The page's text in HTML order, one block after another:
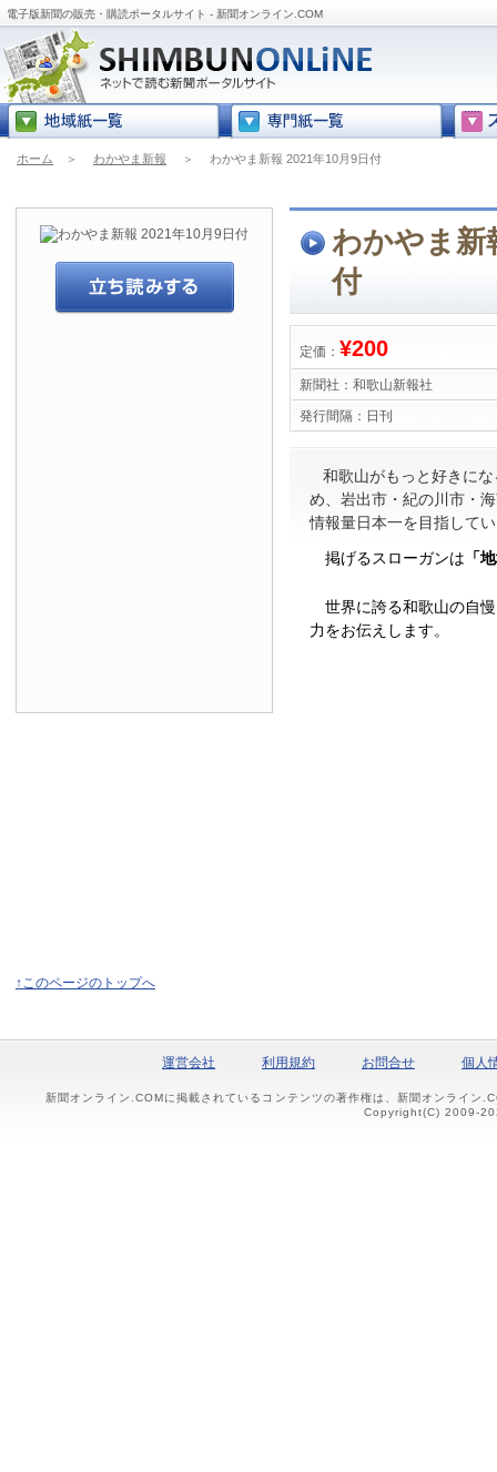
電子版新聞の販売・購読ポータルサイト - 新聞オンライン.COM
ホーム ＞ わかやま新報 ＞ わかやま新報 2021年10月9日付
わかやま新
付
定価： ¥200
新聞社： 和歌山新報社
発行間隔： 日刊
和歌山がもっと好きに
め、岩出市・紀の川市・
情報量日本一を目指して
掲げるスローガンは 「
世界に誇る和歌山の自
力をお伝えします。
↑このページのトップへ
運営会社 利用規約 お問合せ 個人
新聞オンライン.COMに掲載されているコンテンツの著作権は、新聞オンライン
Copyright(C) 2009-